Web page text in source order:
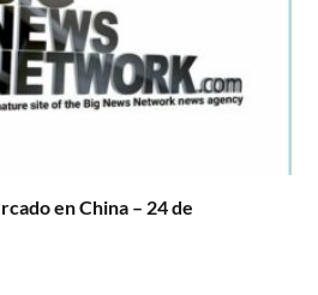
en China – 24 de